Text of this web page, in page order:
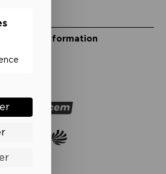
lettre d’information